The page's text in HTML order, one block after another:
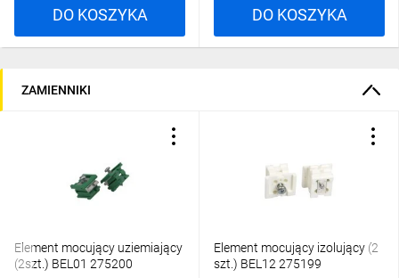
DO KOSZYKA DO KOSZYKA
ZAMIENNIKI
Element mocujący uziemiający
(2szt.) BEL01 275200
Element mocujący izolujący (2
szt.) BEL12 275199